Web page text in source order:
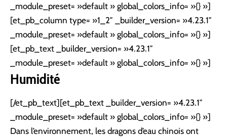
_module_preset= »default » global_colors_info= »{} »]
[et_pb_column type= »1_2″ _builder_version= »4.23.1″
_module_preset= »default » global_colors_info= »{} »]
[et_pb_text _builder_version= »4.23.1″
_module_preset= »default » global_colors_info= »{} »]
Humidité
[/et_pb_text][et_pb_text _builder_version= »4.23.1″
_module_preset= »default » global_colors_info= »{} »]
Dans l’environnement, les dragons d’eau chinois ont